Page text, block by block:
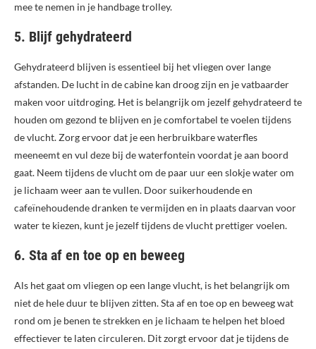
mee te nemen in je handbage trolley.
5. Blijf gehydrateerd
Gehydrateerd blijven is essentieel bij het vliegen over lange
afstanden. De lucht in de cabine kan droog zijn en je vatbaarder
maken voor uitdroging. Het is belangrijk om jezelf gehydrateerd te
houden om gezond te blijven en je comfortabel te voelen tijdens
de vlucht. Zorg ervoor dat je een herbruikbare waterfles
meeneemt en vul deze bij de waterfontein voordat je aan boord
gaat. Neem tijdens de vlucht om de paar uur een slokje water om
je lichaam weer aan te vullen. Door suikerhoudende en
cafeïnehoudende dranken te vermijden en in plaats daarvan voor
water te kiezen, kunt je jezelf tijdens de vlucht prettiger voelen.
6. Sta af en toe op en beweeg
Als het gaat om vliegen op een lange vlucht, is het belangrijk om
niet de hele duur te blijven zitten. Sta af en toe op en beweeg wat
rond om je benen te strekken en je lichaam te helpen het bloed
effectiever te laten circuleren. Dit zorgt ervoor dat je tijdens de